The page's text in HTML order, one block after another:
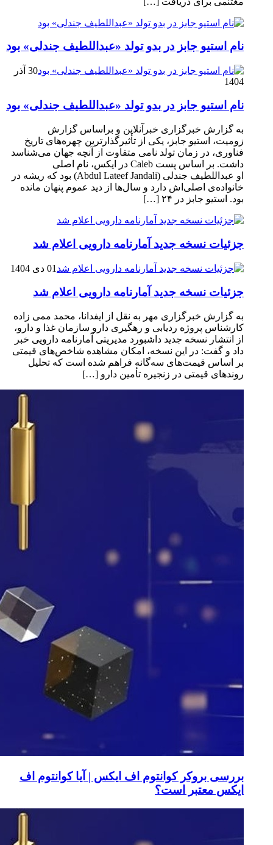
نام استیو جابز در بدو تولد «عبداللطیف جندلی» بود
30 آذر
1404
نام استیو جابز در بدو تولد «عبداللطیف جندلی» بود
به گزارش خبرگزاری خبرآنلاین و براساس گزارش
زومیت، استیو جابز، یکی از تأثیرگذارترین چهره‌های تاریخ
فناوری، در زمان تولد نامی متفاوت از آنچه جهان می‌شناسد
داشت. بر اساس پست Caleb در ایکس، نام اصلی
او عبداللطیف جندلی (Abdul Lateef Jandali) بود که ریشه در
خانواده‌ی اصلی‌اش دارد و سال‌ها از دید عموم پنهان مانده
بود. استیو جابز در ۲۴ […]
جزئیات نسخه جدید آمارنامه دارویی اعلام شد
01 دی 1404
جزئیات نسخه جدید آمارنامه دارویی اعلام شد
به گزارش خبرگزاری مهر به نقل از ایفدانا، محمد ممی زاده
کارشناس پروژه ردیابی و رهگیری دارو سازمان غذا و دارو،
از انتشار نسخه جدید داشبورد مدیریتی آمارنامه دارویی خبر
داد و گفت: در این نسخه، امکان مشاهده شاخص‌های قیمتی
بر اساس قیمت‌های سه‌گانه فراهم شده است که تحلیل
روندهای قیمتی در زنجیره تأمین دارو […]
بررسی بروکر کوانتوم اف ایکس | آیا کوانتوم اف
ایکس معتبر است؟